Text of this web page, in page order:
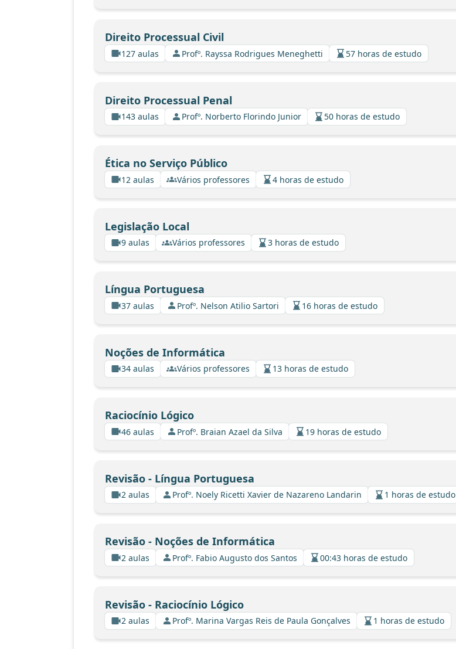
Direito Processual Civil
127 aulas Profº. Rayssa Rodrigues Meneghetti 57 horas de estudo
Direito Processual Penal
143 aulas Profº. Norberto Florindo Junior 50 horas de estudo
Ética no Serviço Público
12 aulas Vários professores 4 horas de estudo
Legislação Local
9 aulas Vários professores 3 horas de estudo
Língua Portuguesa
37 aulas Profº. Nelson Atilio Sartori 16 horas de estudo
Noções de Informática
34 aulas Vários professores 13 horas de estudo
Raciocínio Lógico
46 aulas Profº. Braian Azael da Silva 19 horas de estudo
Revisão - Língua Portuguesa
2 aulas Profº. Noely Ricetti Xavier de Nazareno Landarin 1 horas de estudo
Revisão - Noções de Informática
2 aulas Profº. Fabio Augusto dos Santos 00:43 horas de estudo
Revisão - Raciocínio Lógico
2 aulas Profº. Marina Vargas Reis de Paula Gonçalves 1 horas de estudo